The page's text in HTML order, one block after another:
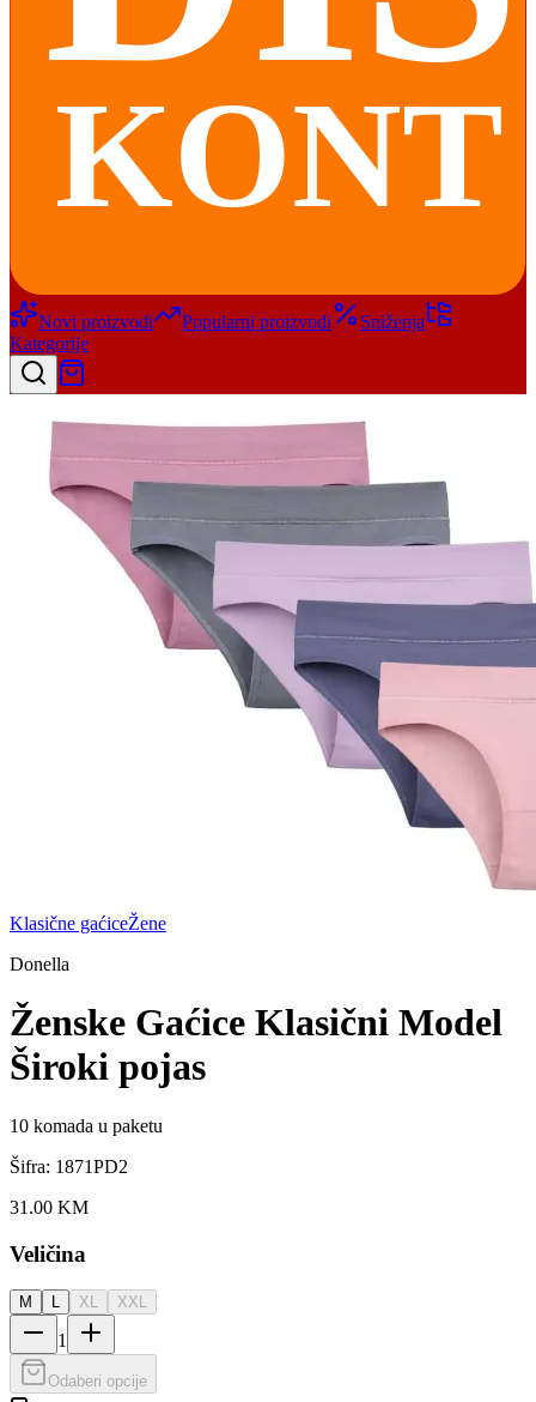
Novi proizvodi Popularni proizvodi
Sniženja
Kategorije
Klasične gaćiceŽene
Donella
Ženske Gaćice Klasični Model
Široki pojas
10 komada u paketu
Šifra: 1871PD2
31.00 KM
Veličina
M L XL XXL
1
Odaberi opcije